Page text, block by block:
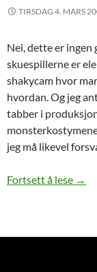
TIRSDAG 4. MARS
Nei, dette er ingen
skuespillerne er
shakycam hvor
hvordan. Og jeg
tabber i
jeg må likevel
Fortsett å lese →